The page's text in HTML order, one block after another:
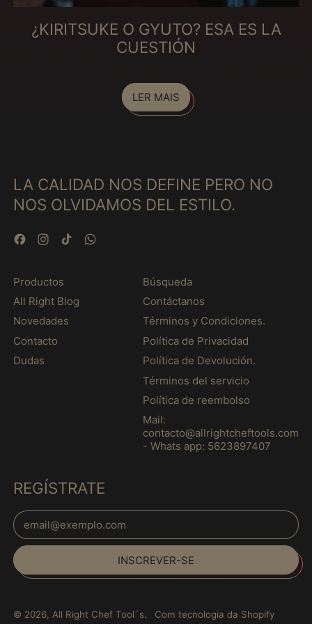
¿KIRITSUKE O GYUTO? ESA ES LA
CUESTIÓN
LER MAIS
LA CALIDAD NOS DEFINE PERO NO
NOS OLVIDAMOS DEL ESTILO.
FacebookInstagram
TikTokWhatsApp
Productos
All Right Blog
Novedades
Contacto
Dudas
Búsqueda
Contáctanos
Términos y Condiciones.
Política de Privacidad
Política de Devolución.
Términos del servicio
Política de reembolso
Mail:
contacto@allrightcheftools.com
- Whats app: 5623897407
REGÍSTRATE
Endereço de E-mail
INSCREVER-SE
© 2026, All Right Chef Tool´s. Com tecnologia da Shopify
Estônia (MXN $)
Etiópia (MXN $)
Gana (MXN $)
Geórgia (MXN $)
Guadalupe (MXN $)
Guatemala (MXN $)
Guernsey (MXN $)
Guiné-Bissau (MXN
$)
Haiti (MXN $)
Hong Kong, RAE da
Hungria (MXN $)